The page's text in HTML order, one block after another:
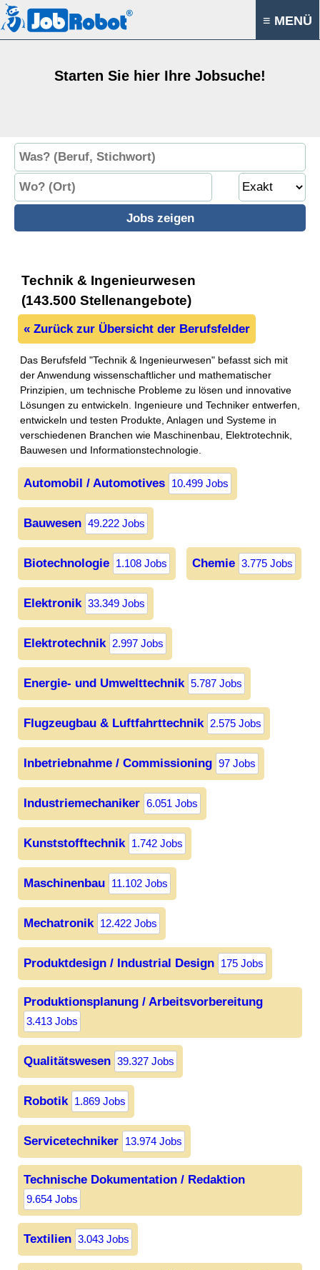
≡ MENÜ
Starten Sie hier Ihre Jobsuche!
Technik & Ingenieurwesen
(143.500 Stellenangebote)
« Zurück zur Übersicht der Berufsfelder
Das Berufsfeld "Technik & Ingenieurwesen" befasst sich mit
der Anwendung wissenschaftlicher und mathematischer
Prinzipien, um technische Probleme zu lösen und innovative
Lösungen zu entwickeln. Ingenieure und Techniker entwerfen,
entwickeln und testen Produkte, Anlagen und Systeme in
verschiedenen Branchen wie Maschinenbau, Elektrotechnik,
Bauwesen und Informationstechnologie.
Automobil / Automotives 10.499 Jobs
Bauwesen 49.222 Jobs
Biotechnologie 1.108 Jobs Chemie 3.775 Jobs
Elektronik 33.349 Jobs
Elektrotechnik 2.997 Jobs
Energie- und Umwelttechnik 5.787 Jobs
Flugzeugbau & Luftfahrttechnik 2.575 Jobs
Inbetriebnahme / Commissioning 97 Jobs
Industriemechaniker 6.051 Jobs
Kunststofftechnik 1.742 Jobs
Maschinenbau 11.102 Jobs
Mechatronik 12.422 Jobs
Produktdesign / Industrial Design 175 Jobs
Produktionsplanung / Arbeitsvorbereitung
3.413 Jobs
Qualitätswesen 39.327 Jobs
Robotik 1.869 Jobs
Servicetechniker 13.974 Jobs
Technische Dokumentation / Redaktion
9.654 Jobs
Textilien 3.043 Jobs